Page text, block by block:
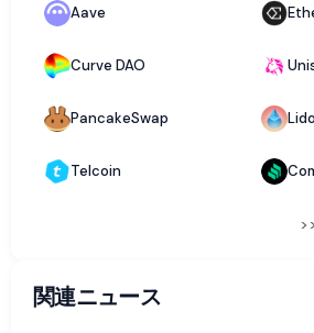
Aave
Curve DAO
PancakeSwap
Telcoin
関連ニュース